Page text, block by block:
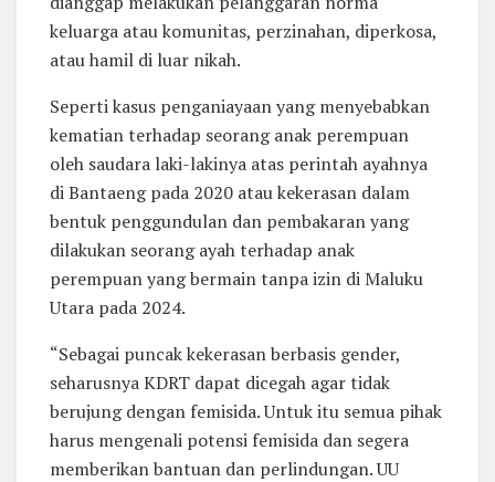
keluarga atau komunitas, perzinahan, diperkosa,
atau hamil di luar nikah.
Seperti kasus penganiayaan yang menyebabkan
kematian terhadap seorang anak perempuan
oleh saudara laki-lakinya atas perintah ayahnya
di Bantaeng pada 2020 atau kekerasan dalam
bentuk penggundulan dan pembakaran yang
dilakukan seorang ayah terhadap anak
perempuan yang bermain tanpa izin di Maluku
Utara pada 2024.
“Sebagai puncak kekerasan berbasis gender,
seharusnya KDRT dapat dicegah agar tidak
berujung dengan femisida. Untuk itu semua pihak
harus mengenali potensi femisida dan segera
memberikan bantuan dan perlindungan. UU